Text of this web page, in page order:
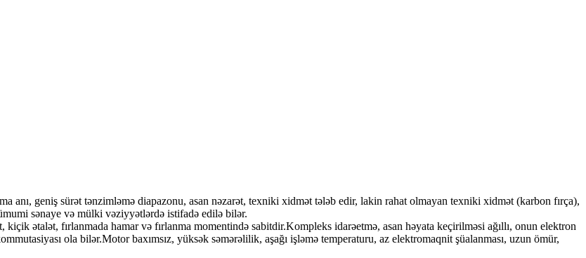
anı, geniş sürət tənzimləmə diapazonu, asan nəzarət, texniki xidmət tələb edir, lakin rahat olmayan texniki xidmət (karbon fırça),
sənaye və mülki vəziyyətlərdə istifadə edilə bilər.
ətalət, fırlanmada hamar və fırlanma momentində sabitdir.Kompleks idarəetmə, asan həyata keçirilməsi ağıllı, onun elektron
ola bilər.Motor baxımsız, yüksək səmərəlilik, aşağı işləmə temperaturu, az elektromaqnit şüalanması, uzun ömür,